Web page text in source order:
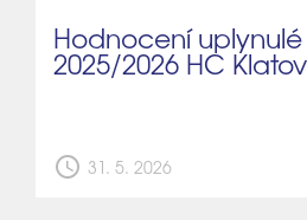
Hodnocení uplynulé
2025/2026 HC
schedule 31. 5. 2026